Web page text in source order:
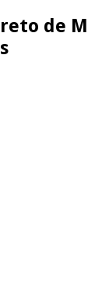
de